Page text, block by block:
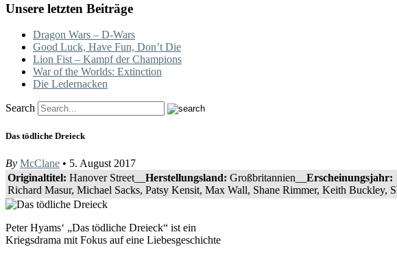
Unsere letzten Beiträge
Dragon Wars – D-Wars
Good Luck, Have Fun, Don’t Die
Lion Fist – Kampf der Champions
War of the Worlds: Extinction
Die Ledernacken
Search
Das tödliche Dreieck
By McClane • 5. August 2017
Originaltitel: Hanover Street__ Herstellungsland: Großbritannien__ Erscheinungsjahr:
Richard Masur, Michael Sacks, Patsy Kensit, Max Wall, Shane Rimmer, Keith Buckley,
Peter Hyams‘ „Das tödliche Dreieck“ ist ein
Kriegsdrama mit Fokus auf eine Liebesgeschichte